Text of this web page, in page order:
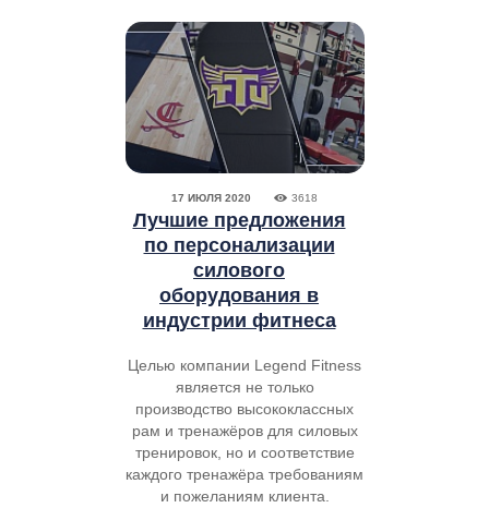
17 ИЮЛЯ 2020 3618
Лучшие предложения
по персонализации
силового
оборудования в
индустрии фитнеса
Целью компании Legend Fitness
является не только
производство высококлассных
рам и тренажёров для силовых
тренировок, но и соответствие
каждого тренажёра требованиям
и пожеланиям клиента.